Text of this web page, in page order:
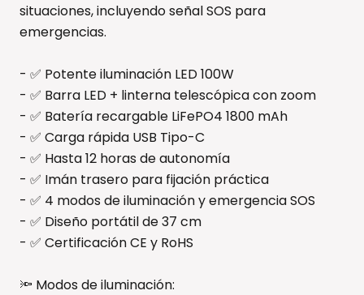
situaciones, incluyendo señal SOS para
emergencias.
- ✅ Potente iluminación LED 100W
- ✅ Barra LED + linterna telescópica con zoom
- ✅ Batería recargable LiFePO4 1800 mAh
- ✅ Carga rápida USB Tipo-C
- ✅ Hasta 12 horas de autonomía
- ✅ Imán trasero para fijación práctica
- ✅ 4 modos de iluminación y emergencia SOS
- ✅ Diseño portátil de 37 cm
- ✅ Certificación CE y RoHS
🔦 Modos de iluminación: